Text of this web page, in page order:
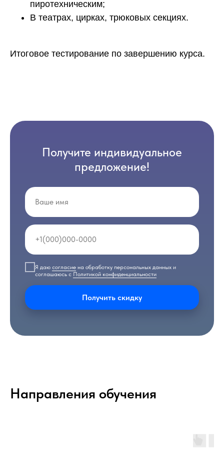
пиротехническим;
В театрах, цирках, трюковых секциях.
Итоговое тестирование по завершению курса.
Получите индивидуальное
предложение!
Я даю согласие на обработку персональных данных и
соглашаюсь с Политикой конфиденциальности
Получить скидку
Направления обучения